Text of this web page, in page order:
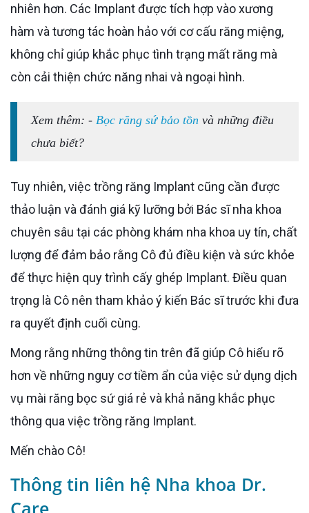
nhiên hơn. Các Implant được tích hợp vào xương
hàm và tương tác hoàn hảo với cơ cấu răng miệng,
không chỉ giúp khắc phục tình trạng mất răng mà
còn cải thiện chức năng nhai và ngoại hình.
Xem thêm: - Bọc răng sứ bảo tồn và những điều
chưa biết?
Tuy nhiên, việc trồng răng Implant cũng cần được
thảo luận và đánh giá kỹ lưỡng bởi Bác sĩ nha khoa
chuyên sâu tại các phòng khám nha khoa uy tín, chất
lượng để đảm bảo rằng Cô đủ điều kiện và sức khỏe
để thực hiện quy trình cấy ghép Implant. Điều quan
trọng là Cô nên tham khảo ý kiến Bác sĩ trước khi đưa
ra quyết định cuối cùng.
Mong rằng những thông tin trên đã giúp Cô hiểu rõ
hơn về những nguy cơ tiềm ẩn của việc sử dụng dịch
vụ mài răng bọc sứ giá rẻ và khả năng khắc phục
thông qua việc trồng răng Implant.
Mến chào Cô!
Thông tin liên hệ Nha khoa Dr.
Care